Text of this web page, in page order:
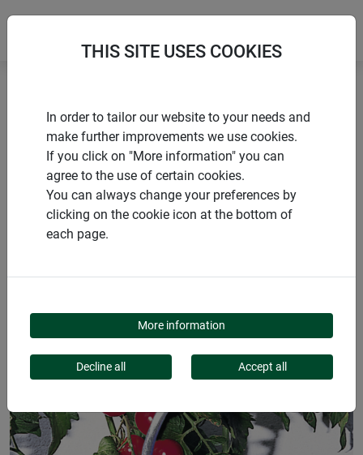
Accueil Tuteurs Tuteur spirale pour tomates
PRODUITS
TUTEUR SPIRALE
THIS SITE USES COOKIES
In order to tailor our website to your needs and
make further improvements we use cookies.
If you click on "More information" you can
agree to the use of certain cookies.
You can always change your preferences by
clicking on the cookie icon at the bottom of
each page.
More information
Decline all Accept all